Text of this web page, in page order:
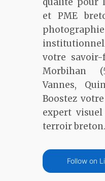
et PME
votre
Morbihan
Vannes,
Boostez
expert
terroir breton.
Follow on